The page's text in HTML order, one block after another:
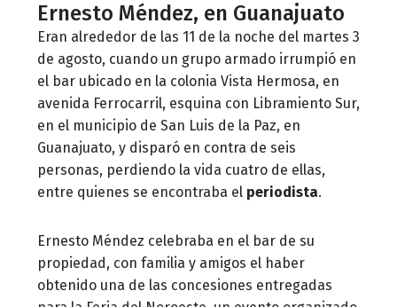
Ernesto Méndez, en Guanajuato
Eran alrededor de las 11 de la noche del martes 3
de agosto, cuando un grupo armado irrumpió en
el bar ubicado en la colonia Vista Hermosa, en
avenida Ferrocarril, esquina con Libramiento Sur,
en el municipio de San Luis de la Paz, en
Guanajuato, y disparó en contra de seis
personas, perdiendo la vida cuatro de ellas,
entre quienes se encontraba el periodista.
Ernesto Méndez celebraba en el bar de su
propiedad, con familia y amigos el haber
obtenido una de las concesiones entregadas